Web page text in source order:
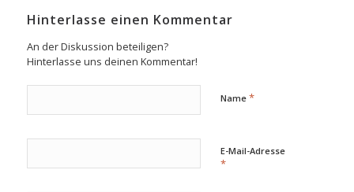
Hinterlasse einen Kommentar
An der Diskussion beteiligen?
Hinterlasse uns deinen Kommentar!
Name *
E-Mail-Adresse
*